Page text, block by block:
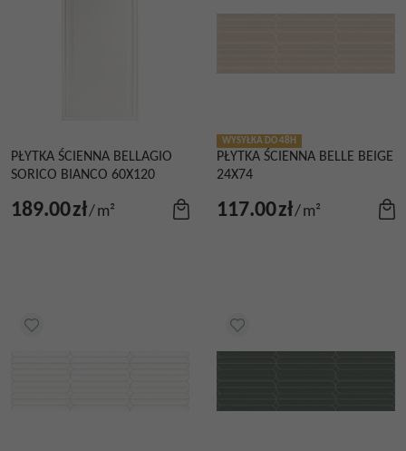
PŁYTKA ŚCIENNA BELLAGIO
SORICO BIANCO 60X120
189.00zł/m²
WYSYŁKA DO 48H
PŁYTKA ŚCIENNA BELLE BEIGE
24X74
117.00zł/m²